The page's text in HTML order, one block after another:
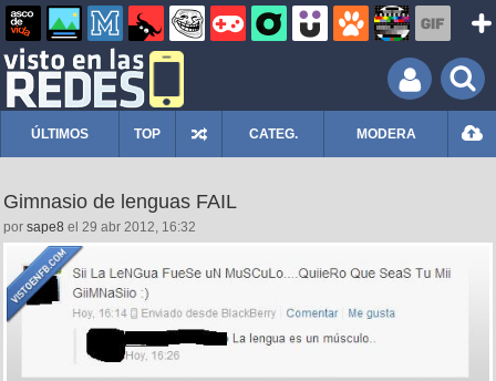
ÚLTIMOS TOP CATEG. MODERA
Gimnasio de lenguas FAIL
por sape8 el 29 abr 2012, 16:32